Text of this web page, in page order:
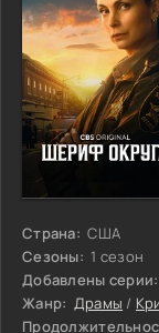
Страна: США
Сезоны: 1 сезон
Добавлены серии:
Жанр: Драмы /